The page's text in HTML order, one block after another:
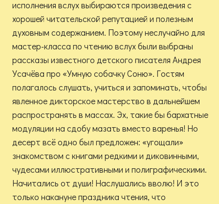
исполнения вслух выбираются произведения с
хорошей читательской репутацией и полезным
духовным содержанием. Поэтому неслучайно для
мастер-класса по чтению вслух были выбраны
рассказы известного детского писателя Андрея
Усачёва про «Умную собачку Соню». Гостям
полагалось слушать, учиться и запоминать, чтобы
явленное дикторское мастерство в дальнейшем
распространять в массах. Эх, такие бы бархатные
модуляции на сдобу мазать вместо варенья! Но
десерт всё одно был предложен: «угощали»
знакомством с книгами редкими и диковинными,
чудесами иллюстративными и полиграфическими.
Начитались от души! Наслушались вволю! И это
только накануне праздника чтения, что